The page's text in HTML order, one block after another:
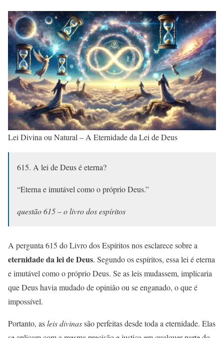
Lei Divina ou Natural – A Eternidade da Lei de Deus
615. A lei de Deus é eterna?
“Eterna e imutável como o próprio Deus.”
questão 615 – o livro dos espíritos
A pergunta 615 do Livro dos Espíritos nos esclarece sobre a
eternidade da lei de Deus. Segundo os espíritos, essa lei é eterna
e imutável como o próprio Deus. Se as leis mudassem, implicaria
que Deus havia mudado de opinião ou se enganado, o que é
impossível.
Portanto, asleis divinassão perfeitas desde toda a eternidade. Elas